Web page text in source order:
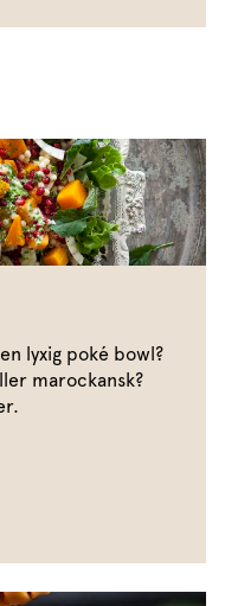
lyxig poké bowl?
marockansk?